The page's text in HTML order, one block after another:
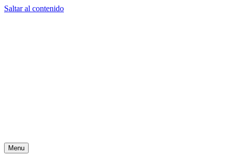
Saltar al contenido
Menu